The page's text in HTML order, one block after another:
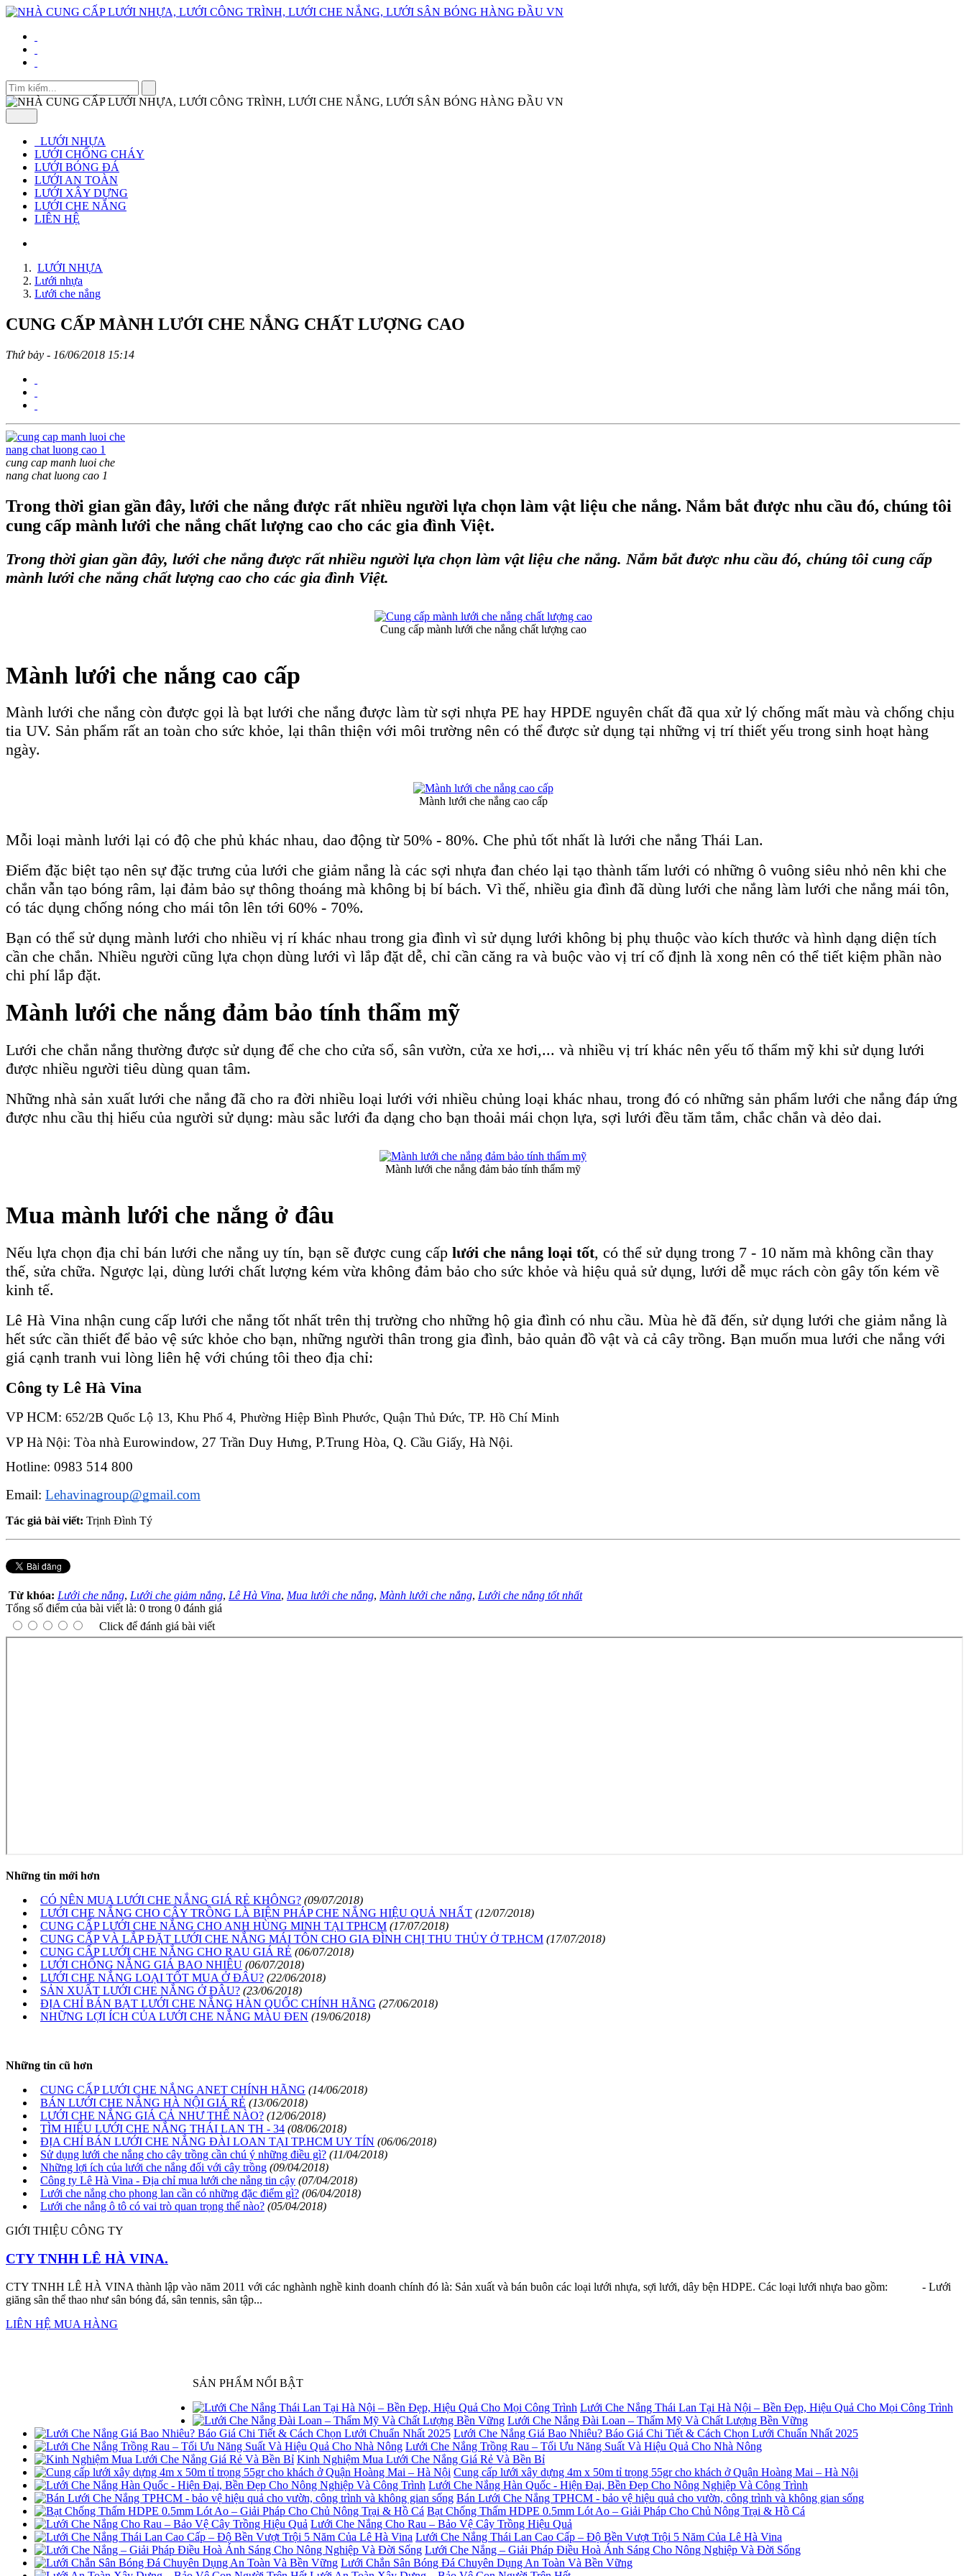
LƯỚI NHỰA
LƯỚI CHỐNG CHÁY
LƯỚI BÓNG ĐÁ
LƯỚI AN TOÀN
LƯỚI XÂY DỰNG
LƯỚI CHE NẮNG
LIÊN HỆ
LƯỚI NHỰA
Lưới nhựa
Lưới che nắng
CUNG CẤP MÀNH LƯỚI CHE NẮNG CHẤT LƯỢNG CAO
Thứ bảy - 16/06/2018 15:14
cung cap manh luoi che
nang chat luong cao 1
Trong thời gian gần đây, lưới che nắng được rất nhiều người lựa chọn làm vật liệu che nắng. Nắm bắt được nhu cầu đó, chúng tôi
cung cấp mành lưới che nắng chất lượng cao cho các gia đình Việt.
Trong thời gian gần đây, lưới che nắng được rất nhiều người lựa chọn làm vật liệu che nắng. Nắm bắt được nhu cầu đó, chúng tôi cung cấp
mành lưới che nắng chất lượng cao cho các gia đình Việt.
Cung cấp mành lưới che nắng chất lượng cao
Mành lưới che nắng cao cấp
Mành lưới che nắng còn được gọi là bạt lưới che nắng được làm từ sợi nhựa PE hay HPDE nguyên chất đã qua xử lý chống mất màu và chống chịu
tia UV. Sản phẩm rất an toàn cho sức khỏe, lại thân thiện với môi trường nên có thể được sử dụng tại những vị trí thiết yếu trong sinh hoạt hàng
ngày.
Mành lưới che nắng cao cấp
Mỗi loại mành lưới lại có độ che phủ khác nhau, dao động từ 50% - 80%. Che phủ tốt nhất là lưới che nắng Thái Lan.
Điểm đặc biệt tạo nên sự đặc trưng của lưới che giảm nắng là các sợi nhựa đan chéo lại tạo thành tấm lưới có những ô vuông siêu nhỏ nên khi che
chắn vẫn tạo bóng râm, lại đảm bảo sự thông thoáng mà không bị bí bách. Vì thế, nhiều gia đình đã dùng lưới che nắng làm lưới che nắng mái tôn,
có tác dụng chống nóng cho mái tôn lên tới 60% - 70%.
Bạn có thể sử dụng mành lưới cho nhiều vị rí khác nhau trong gia đình vì sử dụng lưới không bị phụ thuộc vào kích thước và hình dạng diện tích
cần che chắn. Nhiều người cũng lựa chọn dùng lưới vì lắp đặt dễ, chỉ cần căng ra và buộc vào vị trí cố định là xong nên có thể tiết kiệm phần nào
chi phí lắp đặt.
Mành lưới che nắng đảm bảo tính thẩm mỹ
Lưới che chắn nắng thường được sử dụng để che cho cửa sổ, sân vườn, cửa xe hơi,... và nhiều vị trí khác nên yếu tố thẩm mỹ khi sử dụng lưới
được nhiều người tiêu dùng quan tâm.
Những nhà sản xuất lưới che nắng đã cho ra đời nhiều loại lưới với nhiều chủng loại khác nhau, trong đó có những sản phẩm lưới che nắng đáp ứng
được nhu cầu thị hiếu của người sử dụng: màu sắc lưới đa dạng cho bạn thoải mái chọn lựa, sợi lưới đều tăm tắm, chắc chắn và dẻo dai.
Mành lưới che nắng đảm bảo tính thẩm mỹ
Mua mành lưới che nắng ở đâu
Nếu lựa chọn địa chỉ bán lưới che nắng uy tín, bạn sẽ được cung cấp lưới che nắng loại tốt, có thể sử dụng trong 7 - 10 năm mà không cần thay
thế, sửa chữa. Ngược lại, dùng lưới chất lượng kém vừa không đảm bảo cho sức khỏe và hiệu quả sử dụng, lưới dễ mục rách còn gây tốn kém về
kinh tế.
Lê Hà Vina nhận cung cấp lưới che nắng tốt nhất trên thị trường cho những hộ gia đình có nhu cầu. Mùa hè đã đến, sử dụng lưới che giảm nắng là
hết sức cần thiết để bảo vệ sức khỏe cho bạn, những người thân trong gia đình, bảo quản đồ vật và cả cây trồng. Bạn muốn mua lưới che nắng với
giá cạnh tranh vui lòng liên hệ với chúng tôi theo địa chỉ:
Công ty Lê Hà Vina
VP HCM: 652/2B Quốc Lộ 13, Khu Phố 4, Phường Hiệp Bình Phước, Quận Thủ Đức, TP. Hồ Chí Minh
VP Hà Nội: Tòa nhà Eurowindow, 27 Trần Duy Hưng, P.Trung Hòa, Q. Cầu Giấy, Hà Nội.
Hotline: 0983 514 800
Email: Lehavinagroup@gmail.com
Tác giả bài viết: Trịnh Đình Tý
Từ khóa: Lưới che nắng, Lưới che giảm nắng, Lê Hà Vina, Mua lưới che nắng, Mành lưới che nắng, Lưới che nắng tốt nhất
Tổng số điểm của bài viết là: 0 trong 0 đánh giá
Click để đánh giá bài viết
Những tin mới hơn
CÓ NÊN MUA LƯỚI CHE NẮNG GIÁ RẺ KHÔNG? (09/07/2018)
LƯỚI CHE NẮNG CHO CÂY TRỒNG LÀ BIỆN PHÁP CHE NẮNG HIỆU QUẢ NHẤT (12/07/2018)
CUNG CẤP LƯỚI CHE NẮNG CHO ANH HÙNG MINH TẠI TPHCM (17/07/2018)
CUNG CẤP VÀ LẮP ĐẶT LƯỚI CHE NẮNG MÁI TÔN CHO GIA ĐÌNH CHỊ THU THỦY Ở TP.HCM (17/07/2018)
CUNG CẤP LƯỚI CHE NẮNG CHO RAU GIÁ RẺ (06/07/2018)
LƯỚI CHỐNG NẮNG GIÁ BAO NHIÊU (06/07/2018)
LƯỚI CHE NẮNG LOẠI TỐT MUA Ở ĐÂU? (22/06/2018)
SẢN XUẤT LƯỚI CHE NẮNG Ở ĐÂU? (23/06/2018)
ĐỊA CHỈ BÁN BẠT LƯỚI CHE NẮNG HÀN QUỐC CHÍNH HÃNG (27/06/2018)
NHỮNG LỢI ÍCH CỦA LƯỚI CHE NẮNG MÀU ĐEN (19/06/2018)
Những tin cũ hơn
CUNG CẤP LƯỚI CHE NẮNG ANET CHÍNH HÃNG (14/06/2018)
BÁN LƯỚI CHE NẮNG HÀ NỘI GIÁ RẺ (13/06/2018)
LƯỚI CHE NẮNG GIÁ CẢ NHƯ THẾ NÀO? (12/06/2018)
TÌM HIỂU LƯỚI CHE NẮNG THÁI LAN TH - 34 (08/06/2018)
ĐỊA CHỈ BÁN LƯỚI CHE NẮNG ĐÀI LOAN TẠI TP.HCM UY TÍN (06/06/2018)
Sử dụng lưới che nắng cho cây trồng cần chú ý những điều gì? (11/04/2018)
Những lợi ích của lưới che nắng đối với cây trồng (09/04/2018)
Công ty Lê Hà Vina - Địa chỉ mua lưới che nắng tin cậy (07/04/2018)
Lưới che nắng cho phong lan cần có những đặc điểm gì? (06/04/2018)
Lưới che nắng ô tô có vai trò quan trọng thế nào? (05/04/2018)
GIỚI THIỆU CÔNG TY
CTY TNHH LÊ HÀ VINA.
CTY TNHH LÊ HÀ VINA thành lập vào năm 2011 với các nghành nghề kinh doanh chính đó là: Sản xuất và bán buôn các loại lưới nhựa, sợi lưới, dây bện HDPE. Các loại lưới nhựa bao gồm: - Lưới
giăng sân thể thao như sân bóng đá, sân tennis, sân tập...
LIÊN HỆ MUA HÀNG
SẢN PHẨM NỔI BẬT
Lưới Che Nắng Thái Lan Tại Hà Nội – Bền Đẹp, Hiệu Quả Cho Mọi Công Trình
Lưới Che Nắng Đài Loan – Thẩm Mỹ Và Chất Lượng Bền Vững
Lưới Che Nắng Giá Bao Nhiêu? Báo Giá Chi Tiết & Cách Chọn Lưới Chuẩn Nhất 2025
Lưới Che Nắng Trồng Rau – Tối Ưu Năng Suất Và Hiệu Quả Cho Nhà Nông
Kinh Nghiệm Mua Lưới Che Nắng Giá Rẻ Và Bền Bỉ
Cung cấp lưới xây dựng 4m x 50m tỉ trọng 55gr cho khách ở Quận Hoàng Mai – Hà Nội
Lưới Che Nắng Hàn Quốc - Hiện Đại, Bền Đẹp Cho Nông Nghiệp Và Công Trình
Bán Lưới Che Nắng TPHCM - bảo vệ hiệu quả cho vườn, công trình và không gian sống
Bạt Chống Thấm HDPE 0.5mm Lót Ao – Giải Pháp Cho Chủ Nông Trại & Hồ Cá
Lưới Che Nắng Cho Rau – Bảo Vệ Cây Trồng Hiệu Quả
Lưới Che Nắng Thái Lan Cao Cấp – Độ Bền Vượt Trội 5 Năm Của Lê Hà Vina
Lưới Che Nắng – Giải Pháp Điều Hoà Ánh Sáng Cho Nông Nghiệp Và Đời Sống
Lưới Chắn Sân Bóng Đá Chuyên Dụng An Toàn Và Bền Vững